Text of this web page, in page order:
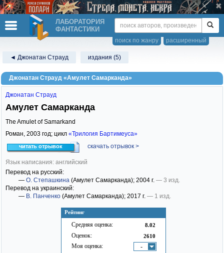
ЛАБОРАТОРИЯ
ФАНТАСТИКИ
расширенный
поиск по жанру
◄ Джонатан Страуд издания (5)
Джонатан Страуд «Амулет Самарканда»
Рейтинг
Средняя оценка: 8.02
Оценок: 2610
Моя оценка: -
Джонатан Страуд
Амулет Самарканда
The Amulet of Samarkand
Роман, 2003 год; цикл «Трилогия Бартимеуса»
читать отрывок скачать отрывок >
Язык написания: английский
Перевод на русский:
— О. Степашкина (Амулет Самарканда); 2004 г. — 3 изд.
Перевод на украинский:
— В. Панченко (Амулет Самарканда); 2017 г. — 1 изд.